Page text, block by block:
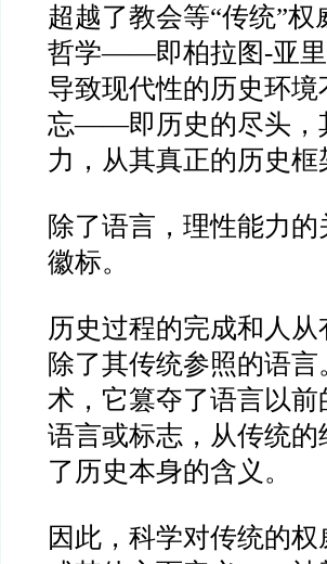
超越了教会等“传统”权
哲学——即柏拉图-亚
导致现代性的历史环
忘——即历史的尽头
力，从其真正的历史框
除了语言，理性能力
徽标。
历史过程的完成和人
除了其传统参照的语
术，它篡夺了语言以
语言或标志，从传统
了历史本身的含义。
因此，科学对传统的权